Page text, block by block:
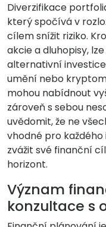
Diverzifikace
který spočívá v
cílem snížit riziko.
akcie a dluhopisy,
alternativní
umění nebo
mohou nabídnout
zároveň s sebou
uvědomit, že ne
vhodné pro
zvážit své finanční
horizont.
Význam
konzultace s